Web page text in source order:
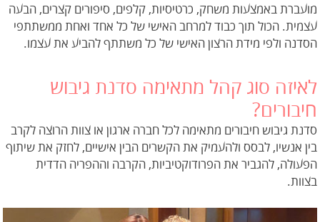
מועברת באמצעות משחק, כרטיסיות, קלפים, סיפורים קצרים, הבעה
עצמית. הכול תוך כבוד למרחב האישי של כל אחד ואחת ממשתתפי
הסדנה ולפי מידת הרצון האישי של כל משתתף להביע את עצמו.
לאיזה סוג קהל מתאימה סדנת גיבוש
חיבורים?
סדנת גיבוש חיבורים מתאימה לכל חברה ארגון או צוות הרוצה לקרב
בין אנשיו, לבסס ולהעמיק את הקשרים הבין אישיים, לחזק את שיתוף
הפעולה, להגביר את הפרודוקטיביות, הקרבה וההפריה הדדית
בצוות.